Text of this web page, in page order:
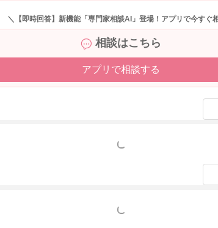
＼【即時回答】新機能「専門家相談AI」登場！アプリで今すぐ
相談はこちら
アプリで相談する
もっと見る
もっと見る